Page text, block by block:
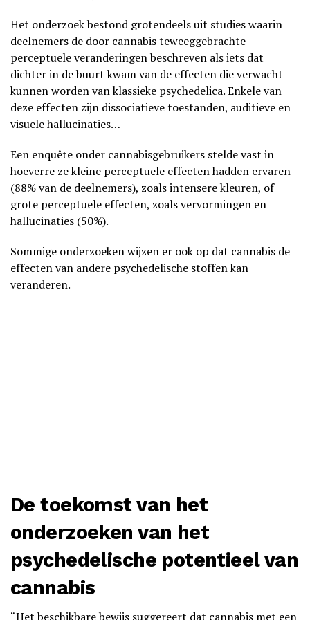
Het onderzoek bestond grotendeels uit studies waarin
deelnemers de door cannabis teweeggebrachte
perceptuele veranderingen beschreven als iets dat
dichter in de buurt kwam van de effecten die verwacht
kunnen worden van klassieke psychedelica. Enkele van
deze effecten zijn dissociatieve toestanden, auditieve en
visuele hallucinaties…
Een enquête onder cannabisgebruikers stelde vast in
hoeverre ze kleine perceptuele effecten hadden ervaren
(88% van de deelnemers), zoals intensere kleuren, of
grote perceptuele effecten, zoals vervormingen en
hallucinaties (50%).
Sommige onderzoeken wijzen er ook op dat cannabis de
effecten van andere psychedelische stoffen kan
veranderen.
De toekomst van het
onderzoeken van het
psychedelische potentieel van
cannabis
“Het beschikbare bewijs suggereert dat cannabis met een